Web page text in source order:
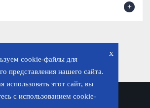
+
x
cookie-файлы для
представления нашего сайта.
использовать этот сайт, вы
с использованием cookie-